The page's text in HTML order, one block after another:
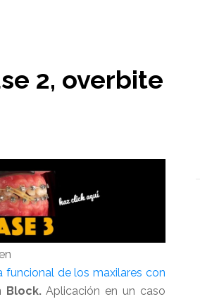
2, overbite
funcional de los maxilares con
Block.Aplicación en un caso